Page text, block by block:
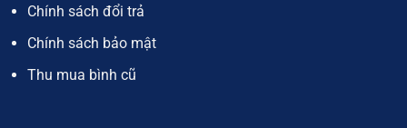
Chính sách đổi trả
Chính sách bảo mật
Thu mua bình cũ